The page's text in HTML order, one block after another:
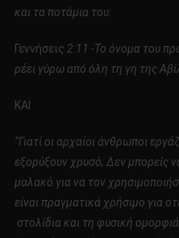
και τα ποτάμια του:
Γεννήσεις 2:11 -Το όνομα του
ρέει γύρω από όλη τη γη της
ΚΑΙ
“Γιατί οι αρχαίοι άνθρωποι
εξορύξουν χρυσό;Δεν μπορείς
μαλακό για να τον
είναι πραγματικά χρήσιμο για
στολίδια και τη φυσική